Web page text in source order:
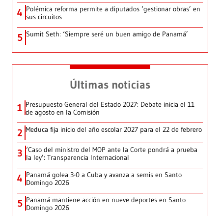
4 Polémica reforma permite a diputados ‘gestionar obras’ en
sus circuitos
5 Sumit Seth: ‘Siempre seré un buen amigo de Panamá’
Últimas noticias
1 Presupuesto General del Estado 2027: Debate inicia el 11
de agosto en la Comisión
2 Meduca fija inicio del año escolar 2027 para el 22 de febrero
3 ‘Caso del ministro del MOP ante la Corte pondrá a prueba
la ley’: Transparencia Internacional
4 Panamá golea 3-0 a Cuba y avanza a semis en Santo
Domingo 2026
5 Panamá mantiene acción en nueve deportes en Santo
Domingo 2026